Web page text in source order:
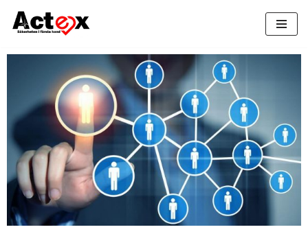
Hoppa
till